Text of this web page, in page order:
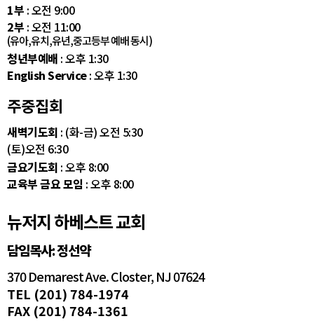
1부 : 오전 9:00
2부 : 오전 11:00
(유아,유치,유년,중고등부 예배 동시)
청년부예배 : 오후 1:30
English Service: 오후 1:30
주중집회
새벽기도회 : (화-금) 오전 5:30
(토)오전 6:30
금요기도회 : 오후 8:00
교육부 금요 모임 : 오후 8:00
뉴저지 하베스트 교회
담임목사: 정선약
370 Demarest Ave. Closter, NJ 07624
TEL (201) 784-1974
FAX (201) 784-1361